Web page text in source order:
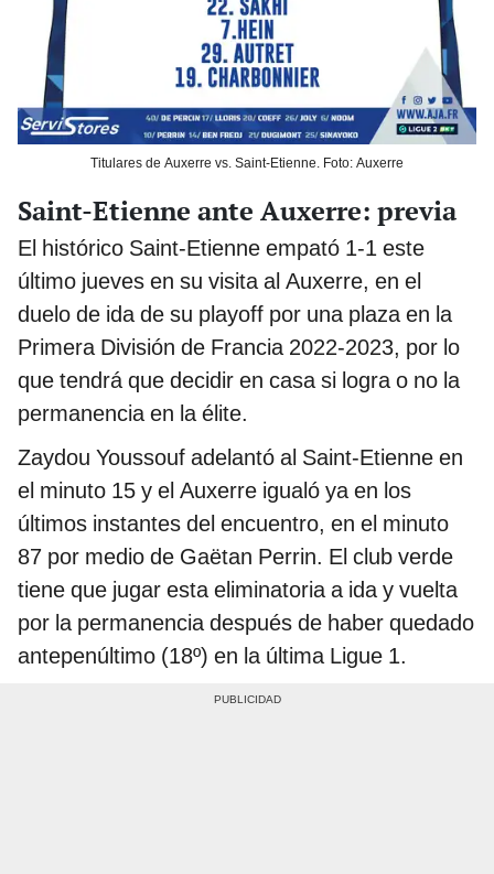
Titulares de Auxerre vs. Saint-Etienne. Foto: Auxerre
Saint-Etienne ante Auxerre: previa
El histórico Saint-Etienne empató 1-1 este
último jueves en su visita al Auxerre, en el
duelo de ida de su playoff por una plaza en la
Primera División de Francia 2022-2023, por lo
que tendrá que decidir en casa si logra o no la
permanencia en la élite.
Zaydou Youssouf adelantó al Saint-Etienne en
el minuto 15 y el Auxerre igualó ya en los
últimos instantes del encuentro, en el minuto
87 por medio de Gaëtan Perrin. El club verde
tiene que jugar esta eliminatoria a ida y vuelta
por la permanencia después de haber quedado
antepenúltimo (18º) en la última Ligue 1.